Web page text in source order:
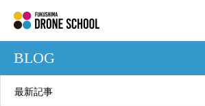
BLOG
最新記事